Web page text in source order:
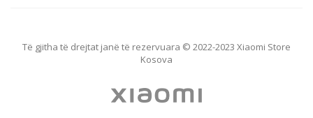
Të gjitha të drejtat janë të rezervuara © 2022-2023 Xiaomi Store
Kosova